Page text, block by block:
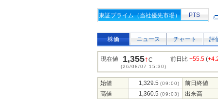
東証プライム（当社優先市場） PTS
株価 ニュース チャート 評
現在値 1,355↑C
(26/08/07 15:30)
前日比 +55.5 (
始値 1,329.5 (09:00)
前日終値
高値
1,360.5 (09:03)
出来高